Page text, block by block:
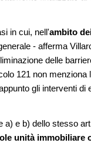
in cui, nell'ambito
- afferma
delle
121 non
gli interventi
a) e b) dello stesso
unità